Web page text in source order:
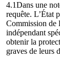
4.1Dans une
requête. L’État
Commission de
indépendant
obtenir la
graves de leurs